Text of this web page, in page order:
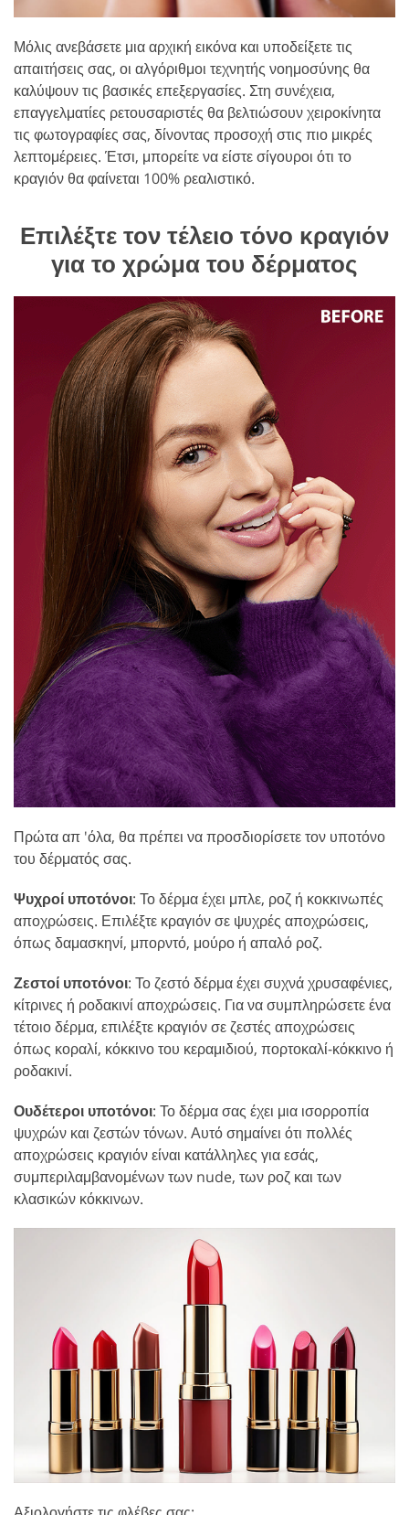
Μόλις ανεβάσετε μια αρχική εικόνα και υποδείξετε τις
απαιτήσεις σας, οι αλγόριθμοι τεχνητής νοημοσύνης θα
καλύψουν τις βασικές επεξεργασίες. Στη συνέχεια,
επαγγελματίες ρετουσαριστές θα βελτιώσουν χειροκίνητα
τις φωτογραφίες σας, δίνοντας προσοχή στις πιο μικρές
λεπτομέρειες. Έτσι, μπορείτε να είστε σίγουροι ότι το
κραγιόν θα φαίνεται 100% ρεαλιστικό.
Επιλέξτε τον τέλειο τόνο κραγιόν
για το χρώμα του δέρματος
Πρώτα απ 'όλα, θα πρέπει να προσδιορίσετε τον υποτόνο
του δέρματός σας.
Ψυχροί υποτόνοι: Το δέρμα έχει μπλε, ροζ ή κοκκινωπές
αποχρώσεις. Επιλέξτε κραγιόν σε ψυχρές αποχρώσεις,
όπως δαμασκηνί, μπορντό, μούρο ή απαλό ροζ.
Ζεστοί υποτόνοι: Το ζεστό δέρμα έχει συχνά χρυσαφένιες,
κίτρινες ή ροδακινί αποχρώσεις. Για να συμπληρώσετε ένα
τέτοιο δέρμα, επιλέξτε κραγιόν σε ζεστές αποχρώσεις
όπως κοραλί, κόκκινο του κεραμιδιού, πορτοκαλί-κόκκινο ή
ροδακινί.
Ουδέτεροι υποτόνοι: Το δέρμα σας έχει μια ισορροπία
ψυχρών και ζεστών τόνων. Αυτό σημαίνει ότι πολλές
αποχρώσεις κραγιόν είναι κατάλληλες για εσάς,
συμπεριλαμβανομένων των nude, των ροζ και των
κλασικών κόκκινων.